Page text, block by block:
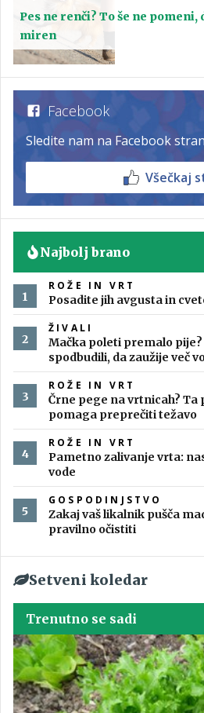
Pes ne renči? To še ne pomeni,
miren
Facebook
Sledite nam na Facebook
Všečkaj
Najbolj brano
ROŽE IN VRT
Posadite jih avgusta in
ŽIVALI
Mačka poleti premalo
spodbudili, da zaužije več
ROŽE IN VRT
Črne pege na vrtnicah?
pomaga preprečiti težavo
ROŽE IN VRT
Pametno zalivanje vrta:
vode
GOSPODINJSTVO
Zakaj vaš likalnik pušča
pravilno očistiti
Setveni koledar
Trenutno se sadi